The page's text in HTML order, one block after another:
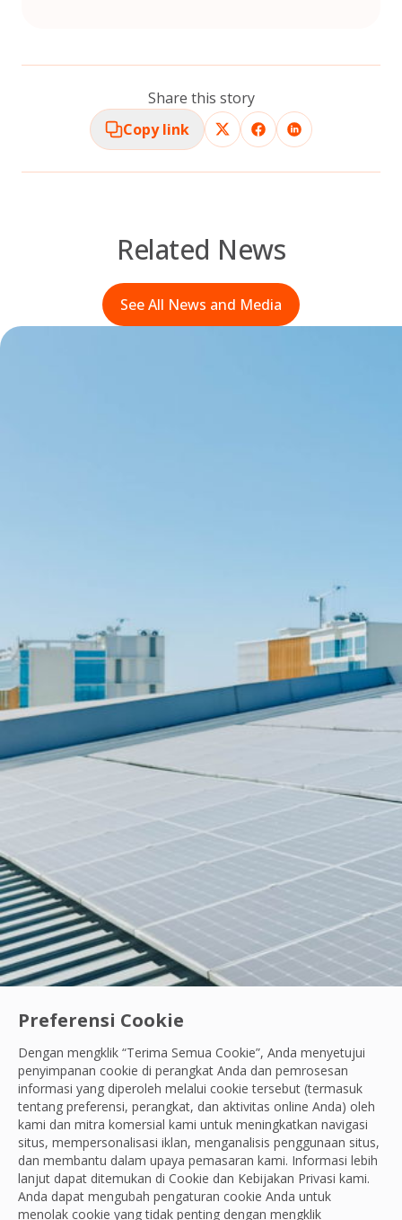
Preferensi Cookie
Dengan mengklik “Terima Semua Cookie”, Anda menyetujui
penyimpanan cookie di perangkat Anda dan pemrosesan
informasi yang diperoleh melalui cookie tersebut (termasuk
tentang preferensi, perangkat, dan aktivitas online Anda) oleh
kami dan mitra komersial kami untuk meningkatkan navigasi
situs, mempersonalisasi iklan, menganalisis penggunaan situs,
dan membantu dalam upaya pemasaran kami. Informasi lebih
lanjut dapat ditemukan di Cookie dan Kebijakan Privasi kami.
Anda dapat mengubah pengaturan cookie Anda untuk
menolak cookie yang tidak penting dengan mengklik
Share this story
Copy link
Related News
See All News and Media
Ayo Berdiri Beraksi|Karyawan Kami
Semangat Belajar Tanpa Henti: Cara Andik
Saat menemukan kerusakan di area kerja, Andik fokus
OCS Team
29 Jul, 2026